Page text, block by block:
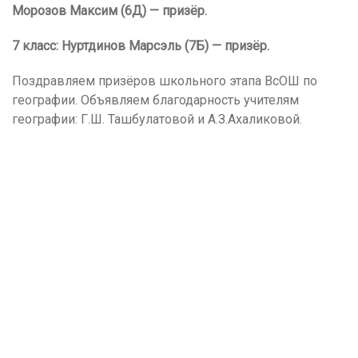
Морозов Максим (6Д) — призёр.
7 класс: Нуртдинов Марсэль (7Б) — призёр.
Поздравляем призёров школьного этапа ВсОШ по
географии. Объявляем благодарность учителям
географии: Г.Ш. Ташбулатовой и А.З.Ахаликовой.